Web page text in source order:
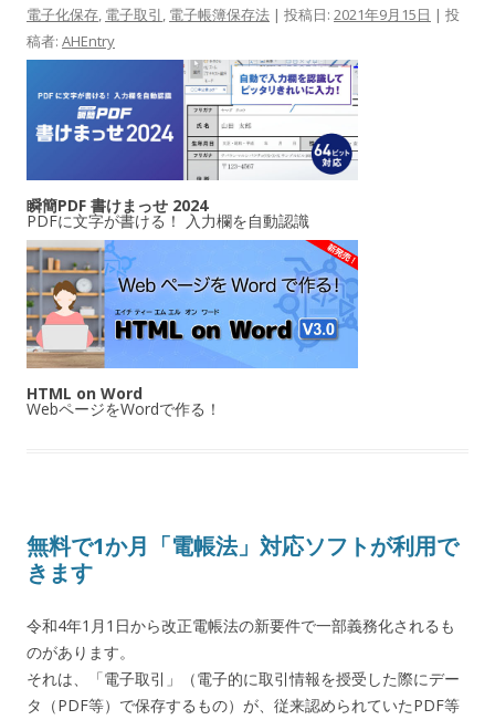
電子化保存, 電子取引, 電子帳簿保存法 | 投稿日: 2021年9月15日 | 投
稿者: AHEntry
瞬簡PDF 書けまっせ 2024
PDFに文字が書ける！ 入力欄を自動認識
HTML on Word
WebページをWordで作る！
無料で1か月「電帳法」対応ソフトが利用で
きます
令和4年1月1日から改正電帳法の新要件で一部義務化されるも
のがあります。
それは、「電子取引」（電子的に取引情報を授受した際にデー
タ（PDF等）で保存するもの）が、従来認められていたPDF等